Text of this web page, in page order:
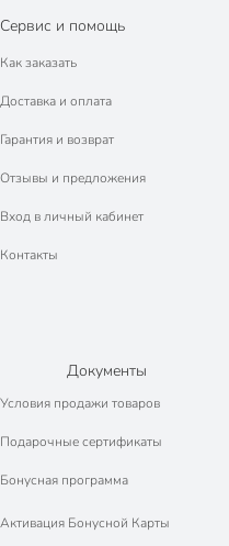
Сервис и помощь
Как заказать
Доставка и оплата
Гарантия и возврат
Отзывы и предложения
Вход в личный кабинет
Контакты
Документы
Условия продажи товаров
Подарочные сертификаты
Бонусная программа
Активация Бонусной Карты